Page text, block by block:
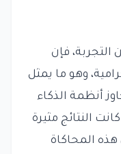
فإن
وهو ما يمثل
أنظمة الذكاء
النتائج مثيرة
هذه المحاكاة